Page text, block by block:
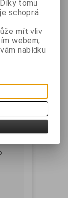
tomu
schopná
mít vliv
webem,
nabídku